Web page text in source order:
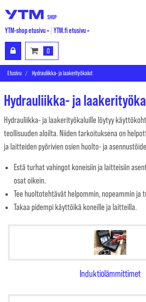
YTM-shop etusivu » YTM.fi etusivu »
0
Etusivu Hydrauliikka- ja laakerityökalut
Hydrauliikka- ja
Hydrauliikka- ja laakerityökaluille löytyy
teollisuuden aloilta. Niiden tarkoituksena on
ja laitteiden pyörivien osien huolto- ja
Estä turhat vahingot koneisiin ja laitteisiin
osat oikein.
Tee huoltotehtävät helpommin, nopeammin ja
Takaa pidempi käyttöikä koneille ja laitteilla.
Induktiolämmittimet